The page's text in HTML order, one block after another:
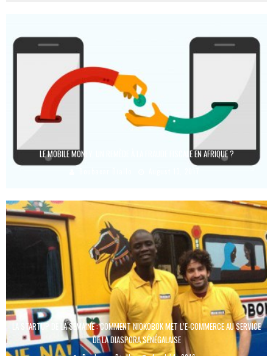
LE MOBILE MONEY, UN REMÈDE À LA FRAUDE FISCALE EN AFRIQUE ?
LA STARTUP DE LA SEMAINE : COMMENT NIOKOBOK MET L’E-COMMERCE AU SERVICE
DE LA DIASPORA SÉNÉGALAISE